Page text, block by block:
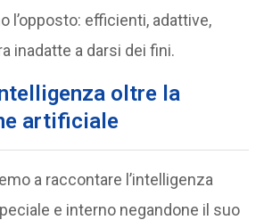
l’opposto: efficienti, adattive,
inadatte a darsi dei fini.
oltre la
artificiale
a raccontare l’intelligenza
e interno negandone il suo